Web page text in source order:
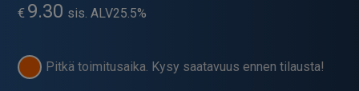
€ 9.30 sis. ALV25.5%
Pitkä toimitusaika. Kysy saatavuus ennen tilausta!